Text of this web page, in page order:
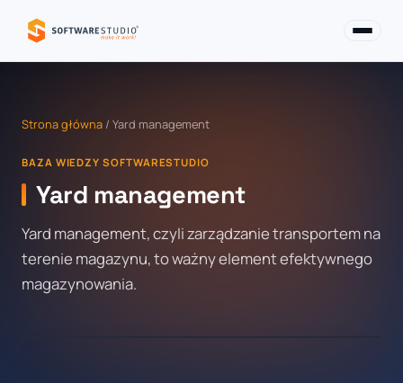
Strona główna / Yard management
BAZA WIEDZY SOFTWARESTUDIO
Yard management
Yard management, czyli zarządzanie transportem na
terenie magazynu, to ważny element efektywnego
magazynowania.